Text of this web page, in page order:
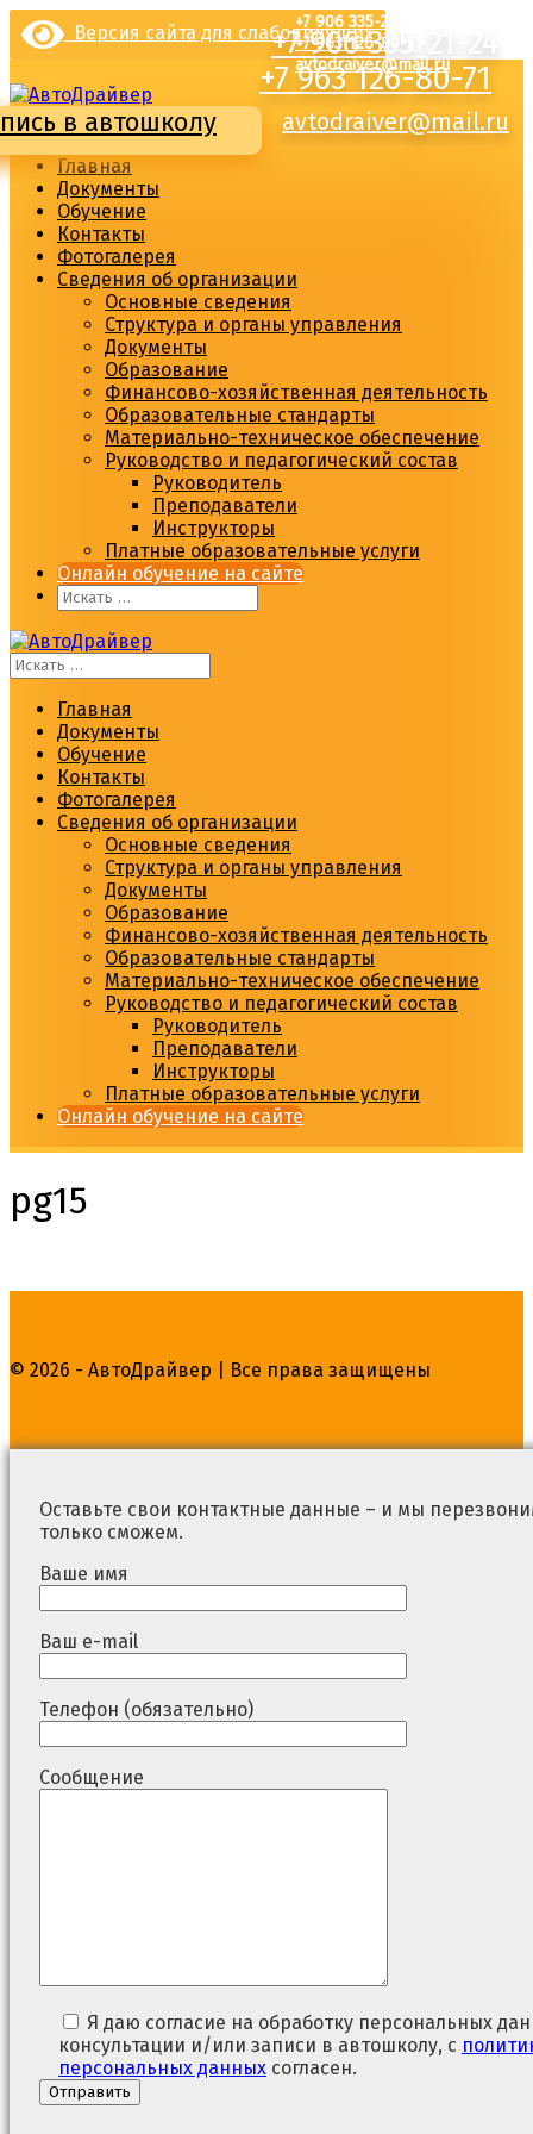
Перейти
содержимому
Версия сайта для слабовидящих+7 906 335-21-24
+7 963 126-80-71
avtodraiver@mail.ru
в автошколу
Главная
Документы
Обучение
Контакты
Фотогалерея
Сведения об организации
Основные сведения
Структура и органы управления
Документы
Образование
Финансово-хозяйственная деятельность
Образовательные стандарты
Материально-техническое обеспечение
Руководство и педагогический состав
Руководитель
Преподаватели
Инструкторы
Платные образовательные услуги
Онлайн обучение на сайте
+7 906 335-21-24
+7 963 126-80-71
avtodraiver@mail.ru
Главная
Документы
Обучение
Контакты
Фотогалерея
Сведения об организации
Основные сведения
Структура и органы управления
Документы
Образование
Финансово-хозяйственная деятельность
Образовательные стандарты
Материально-техническое обеспечение
Руководство и педагогический состав
Руководитель
Преподаватели
Инструкторы
Платные образовательные услуги
Онлайн обучение на сайте
pg15
© 2026 - АвтоДрайвер | Все права защищены
Оставьте свои контактные данные – и мы
только сможем.
Ваше имя
Ваш e-mail
Телефон (обязательно)
Сообщение
Я даю согласие на обработку персональных
консультации и/или записи в автошколу, с
персональных данных согласен.